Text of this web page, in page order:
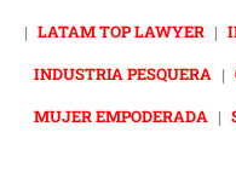
| LATAM TOP LAWYER |
INDUSTRIA PESQUERA |
MUJER EMPODERADA |